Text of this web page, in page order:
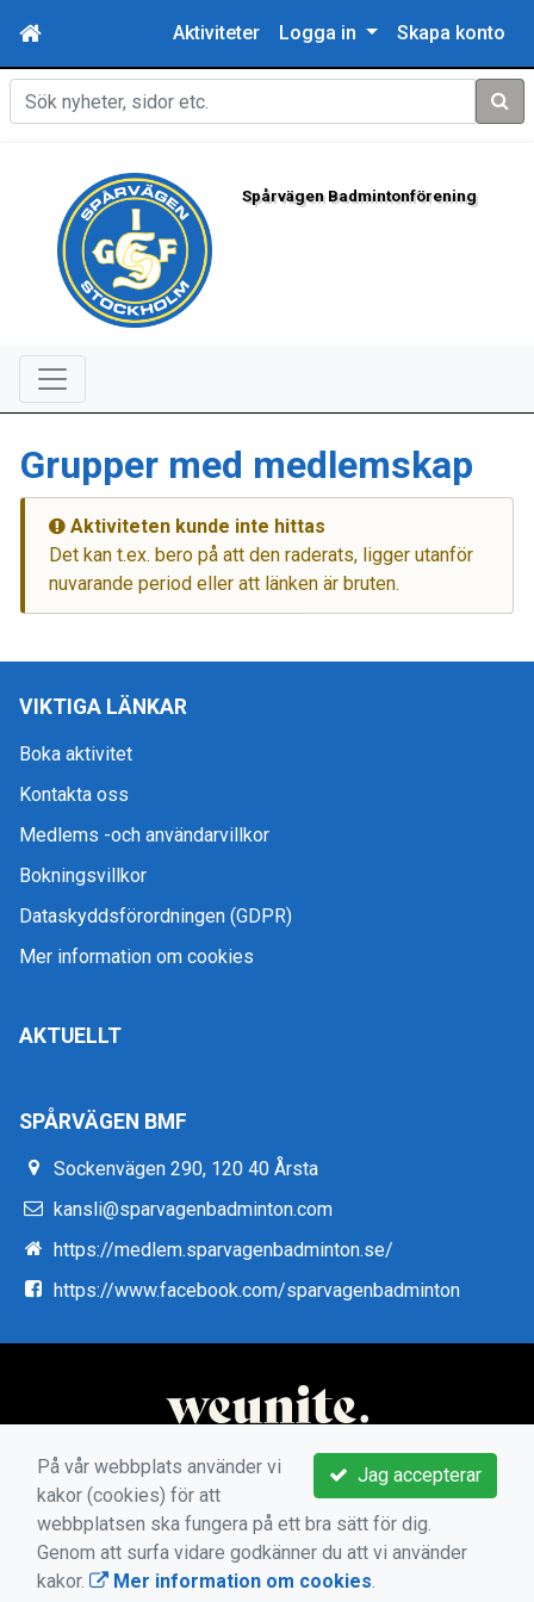
Aktiviteter Logga in Skapa konto
Sök
Spårvägen Badmintonförening
Grupper med medlemskap
Aktiviteten kunde inte hittas
Det kan t.ex. bero på att den raderats, ligger utanför
nuvarande period eller att länken är bruten.
VIKTIGA LÄNKAR
Boka aktivitet
Kontakta oss
Medlems -och användarvillkor
Bokningsvillkor
Dataskyddsförordningen (GDPR)
Mer information om cookies
AKTUELLT
SPÅRVÄGEN BMF
Sockenvägen 290, 120 40 Årsta
kansli@sparvagenbadminton.com
https://medlem.sparvagenbadminton.se/
https://www.facebook.com/sparvagenbadminton
Jag accepterar
På vår webbplats använder vi
kakor (cookies) för att
webbplatsen ska fungera på ett bra sätt för dig.
Genom att surfa vidare godkänner du att vi använder
kakor.
Mer information om cookies.